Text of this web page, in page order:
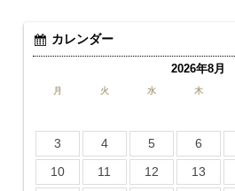
カレンダー
2026年8月
月 火 水 木
3
4 5 6
10
11 12 13